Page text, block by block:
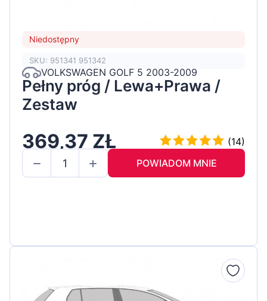
Niedostępny
SKU: 951341 951342
VOLKSWAGEN GOLF 5 2003-2009
Pełny próg / Lewa+Prawa /
Zestaw
369,37 ZŁ
(14)
POWIADOM MNIE